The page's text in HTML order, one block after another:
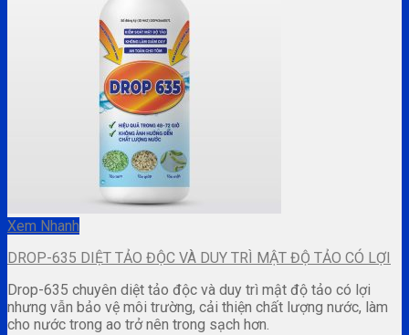
Xem Nhanh
DROP-635 DIỆT TẢO ĐỘC VÀ DUY TRÌ MẬT ĐỘ TẢO CÓ LỢI
Drop-635 chuyên diệt tảo độc và duy trì mật độ tảo có lợi
nhưng vẫn bảo vệ môi trường, cải thiện chất lượng nước, làm
cho nước trong ao trở nên trong sạch hơn.